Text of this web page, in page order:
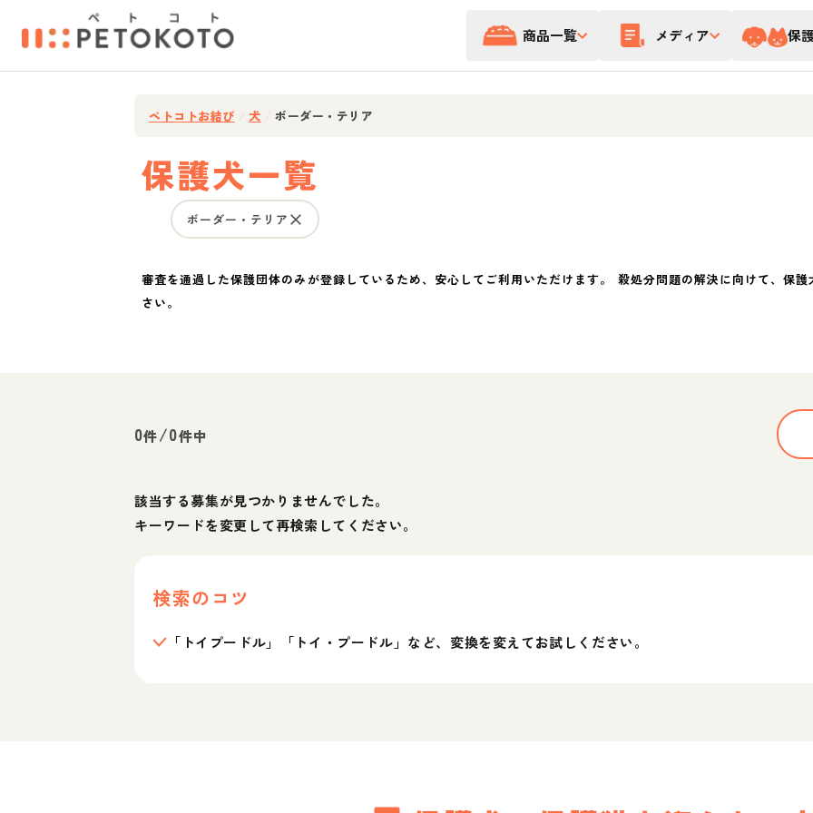
商品一覧 メディア 保
ペトコトお結び 犬 ボーダー・テリア
保護犬一覧
ボーダー・テリア
審査を通過した保護団体のみが登録しているため、安心してご利用いただけます。 殺処分問題の解決に向けて、保
さい。
0件/0件中
該当する募集が見つかりませんでした。
キーワードを変更して再検索してください。
検索のコツ
「トイプードル」「トイ・プードル」など、変換を変えてお試しください。